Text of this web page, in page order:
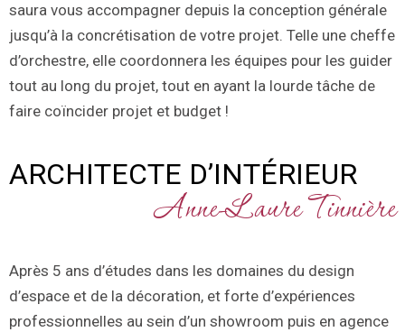
saura vous accompagner depuis la conception générale
jusqu’à la concrétisation de votre projet. Telle une cheffe
d’orchestre, elle coordonnera les équipes pour les guider
tout au long du projet, tout en ayant la lourde tâche de
faire coïncider projet et budget !
ARCHITECTE D’INTÉRIEUR
Anne-Laure Tinnière
Après 5 ans d’études dans les domaines du design
d’espace et de la décoration, et forte d’expériences
professionnelles au sein d’un showroom puis en agence